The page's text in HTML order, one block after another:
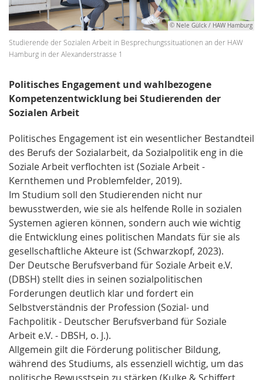
© Nele Gülck / HAW Hamburg
Studierende der Sozialen Arbeit in Besprechungssituationen an der HAW
Hamburg in der Alexanderstrasse 1
Politisches Engagement und wahlbezogene
Kompetenzentwicklung bei Studierenden der
Sozialen Arbeit
Politisches Engagement ist ein wesentlicher Bestandteil
des Berufs der Sozialarbeit, da Sozialpolitik eng in die
Soziale Arbeit verflochten ist (Soziale Arbeit -
Kernthemen und Problemfelder, 2019).
Im Studium soll den Studierenden nicht nur
bewusstwerden, wie sie als helfende Rolle in sozialen
Systemen agieren können, sondern auch wie wichtig
die Entwicklung eines politischen Mandats für sie als
gesellschaftliche Akteure ist (Schwarzkopf, 2023).
Der Deutsche Berufsverband für Soziale Arbeit e.V.
(DBSH) stellt dies in seinen sozialpolitischen
Forderungen deutlich klar und fordert ein
Selbstverständnis der Profession (Sozial- und
Fachpolitik - Deutscher Berufsverband für Soziale
Arbeit e.V. - DBSH, o. J.).
Allgemein gilt die Förderung politischer Bildung,
während des Studiums, als essenziell wichtig, um das